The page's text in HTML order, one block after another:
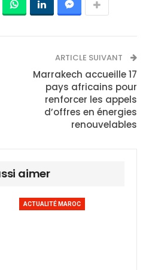
ARTICLE SUIVANT
Marrakech accueille 17
pays africains pour
renforcer les appels
d’offres en énergies
renouvelables
aimer
ACTUALITÉ MAROC